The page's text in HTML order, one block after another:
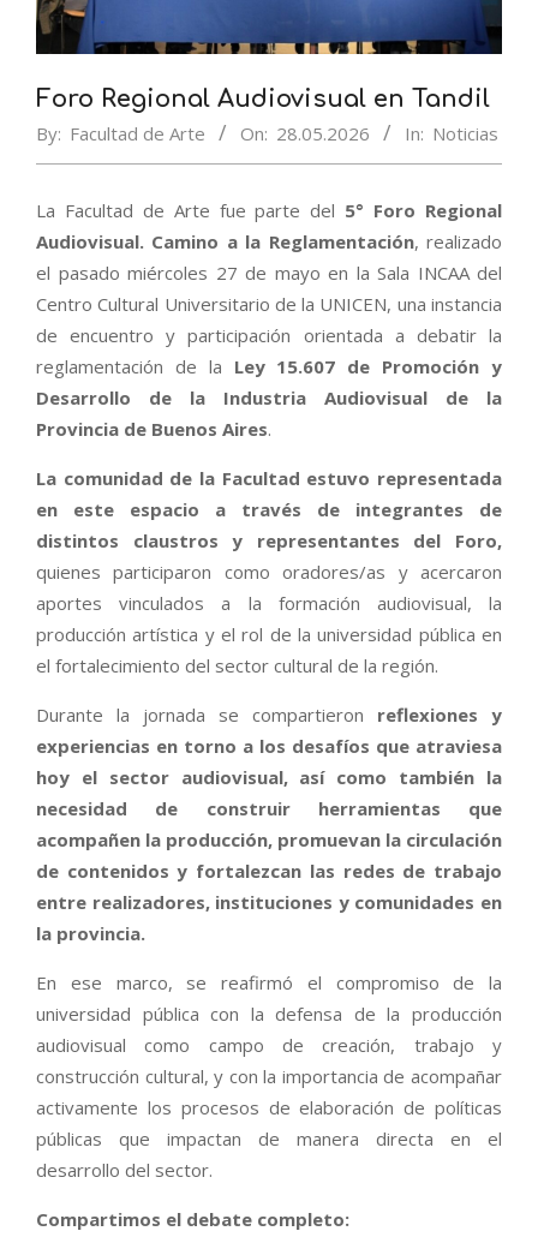
Foro Regional Audiovisual en Tandil
By: Facultad de Arte On: 28.05.2026 In: Noticias
La Facultad de Arte fue parte del 5° Foro Regional
Audiovisual. Camino a la Reglamentación, realizado
el pasado miércoles 27 de mayo en la Sala INCAA del
Centro Cultural Universitario de la UNICEN, una instancia
de encuentro y participación orientada a debatir la
reglamentación de la Ley 15.607 de Promoción y
Desarrollo de la Industria Audiovisual de la
Provincia de Buenos Aires.
La comunidad de la Facultad estuvo representada
en este espacio a través de integrantes de
distintos claustros y representantes del Foro,
quienes participaron como oradores/as y acercaron
aportes vinculados a la formación audiovisual, la
producción artística y el rol de la universidad pública en
el fortalecimiento del sector cultural de la región.
Durante la jornada se compartieron reflexiones y
experiencias en torno a los desafíos que atraviesa
hoy el sector audiovisual, así como también la
necesidad de construir herramientas que
acompañen la producción, promuevan la circulación
de contenidos y fortalezcan las redes de trabajo
entre realizadores, instituciones y comunidades en
la provincia.
En ese marco, se reafirmó el compromiso de la
universidad pública con la defensa de la producción
audiovisual como campo de creación, trabajo y
construcción cultural, y con la importancia de acompañar
activamente los procesos de elaboración de políticas
públicas que impactan de manera directa en el
desarrollo del sector.
Compartimos el debate completo: